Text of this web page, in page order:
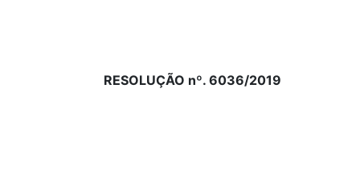
RESOLUÇÃO nº. 6036/2019